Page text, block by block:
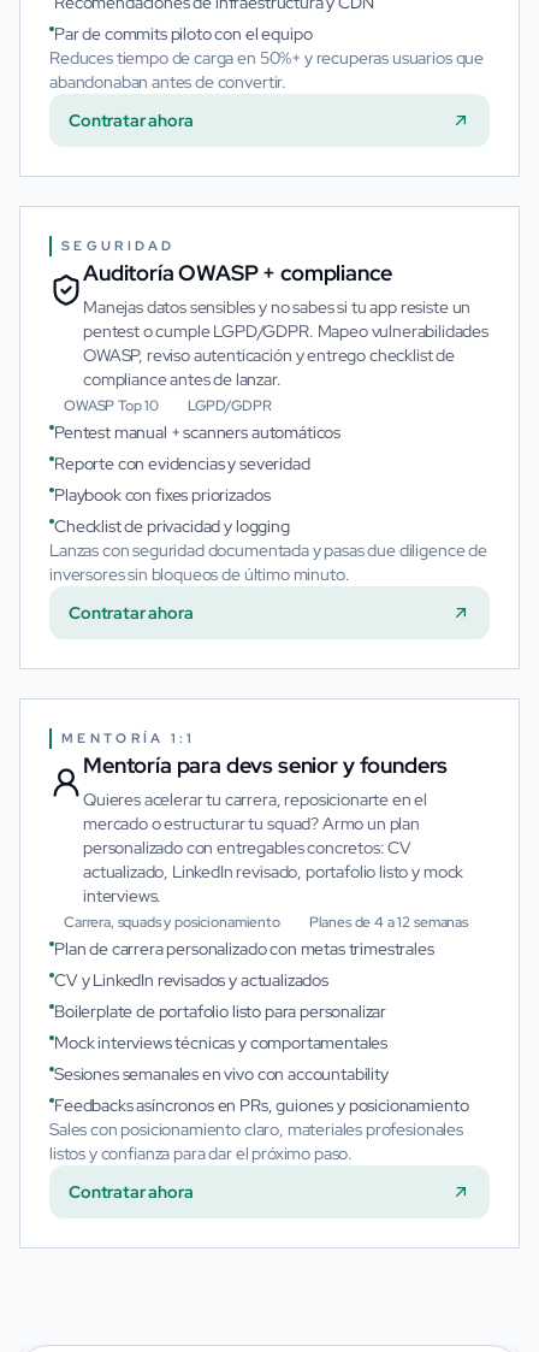
Par de commits piloto con el equipo
Reduces tiempo de carga en 50%+ y recuperas usuarios que
abandonaban antes de convertir.
Contratar ahora
SEGURIDAD
Auditoría OWASP + compliance
Manejas datos sensibles y no sabes si tu app resiste un
pentest o cumple LGPD/GDPR. Mapeo vulnerabilidades
OWASP, reviso autenticación y entrego checklist de
compliance antes de lanzar.
OWASP Top 10 LGPD/GDPR
Pentest manual + scanners automáticos
Reporte con evidencias y severidad
Playbook con fixes priorizados
Checklist de privacidad y logging
Lanzas con seguridad documentada y pasas due diligence de
inversores sin bloqueos de último minuto.
Contratar ahora
MENTORÍA 1:1
Mentoría para devs senior y founders
Quieres acelerar tu carrera, reposicionarte en el
mercado o estructurar tu squad? Armo un plan
personalizado con entregables concretos: CV
actualizado, LinkedIn revisado, portafolio listo y mock
interviews.
Carrera, squads y posicionamiento Planes de 4 a 12 semanas
Plan de carrera personalizado con metas trimestrales
CV y LinkedIn revisados y actualizados
Boilerplate de portafolio listo para personalizar
Mock interviews técnicas y comportamentales
Sesiones semanales en vivo con accountability
Feedbacks asíncronos en PRs, guiones y posicionamiento
Sales con posicionamiento claro, materiales profesionales
listos y confianza para dar el próximo paso.
Contratar ahora